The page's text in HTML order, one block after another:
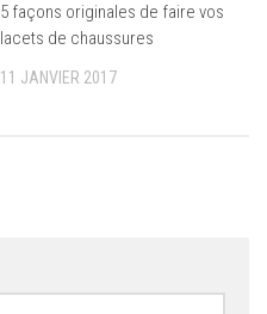
5 façons originales de faire vos
lacets de chaussures
11 JANVIER 2017